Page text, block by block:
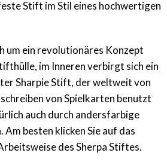
Stift im Stil eines hochwertigen
um ein revolutionäres Konzept
im Inneren verbirgt sich ein
Sharpie Stift, der weltweit von
von Spielkarten benutzt
auch durch andersfarbige
besten klicken Sie auf das
des Sherpa Stiftes.